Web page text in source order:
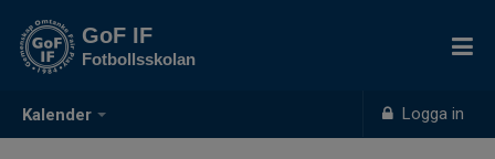
Kalender Logga in
GoF IF
Fotbollsskolan